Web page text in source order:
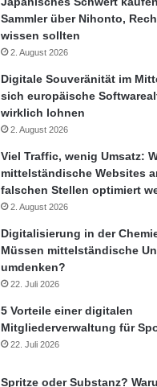
Sammler über Nihonto,
wissen sollten
2. August 2026
Digitale Souveränität im
sich europäische
wirklich lohnen
2. August 2026
Viel Traffic, wenig Umsatz:
mittelständische Websites
falschen Stellen optimiert
2. August 2026
Digitalisierung in der
Müssen mittelständische
umdenken?
22. Juli 2026
5 Vorteile einer digitalen
Mitgliederverwaltung für
22. Juli 2026
Spritze oder Substanz?